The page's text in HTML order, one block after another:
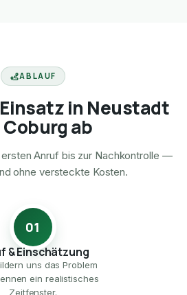
ABLAUF
in Neustadt
ab
Anruf bis zur Nachkontrolle —
ohne versteckte Kosten.
01
& Einschätzung
uns das Problem
ein realistisches
Zeitfenster.